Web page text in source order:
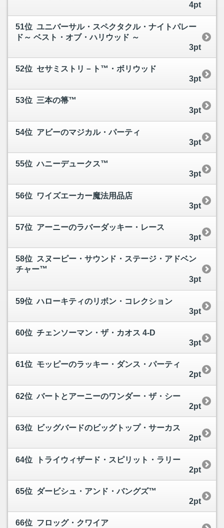
4pt
51位 ユニバーサル・スペクタクル・ナイトパレー
ド～ ベスト・オブ・ハリウッド ～
3pt
52位 セサミストリ－ト™・ボリウッド
3pt
53位 三本の箒™
3pt
54位 アビーのマジカル・パーティ
3pt
55位 ハニーデュークス™
3pt
56位 ワイズエーカー魔法用品店
3pt
57位 アーニーのラバーダッキー・レース
3pt
58位 スヌーピー・サウンド・ステージ・アドベン
チャー™
3pt
59位 ハローキティのリボン・コレクション
3pt
60位 チェンソーマン・ザ・カオス 4-D
3pt
61位 モッピーのラッキー・ダンス・パーティ
2pt
62位 バートとアーニーのワンダー・ザ・シー
2pt
63位 ビッグバードのビッグトップ・サーカス
2pt
64位 トライウィザード・スピリット・ラリー
2pt
65位 ダービシュ・アンド・バングズ™
2pt
66位 フロッグ・クワイア